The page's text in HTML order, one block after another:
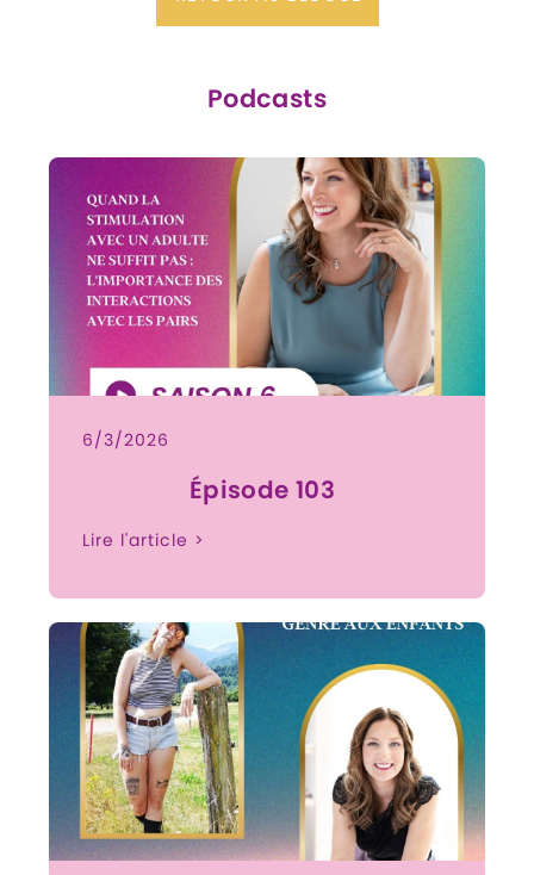
Podcasts
6/3/2026
Épisode 103
Lire l'article >